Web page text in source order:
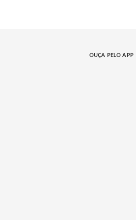
OUÇA PELO APP